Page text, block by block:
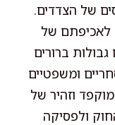
של הצדדים.
לאכיפתם של
ברורים
ומשפטיים
וזהיר של
ולפסיקה